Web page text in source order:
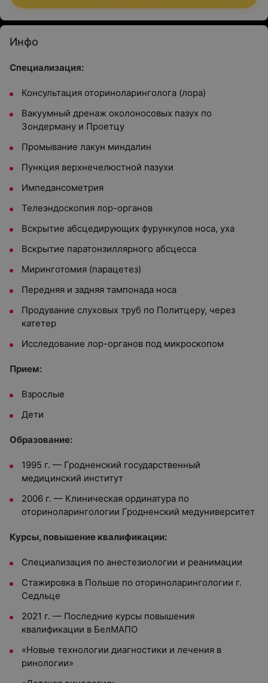
Инфо
Специализация:
Консультация оториноларинголога (лора)
Вакуумный дренаж околоносовых пазух по
Зондерману и Проетцу
Промывание лакун миндалин
Пункция верхнечелюстной пазухи
Импедансометрия
Телеэндоскопия лор-органов
Вскрытие абсцедирующих фурункулов носа, уха
Вскрытие паратонзиллярного абсцесса
Миринготомия (парацетез)
Передняя и задняя тампонада носа
Продувание слуховых труб по Политцеру, через
катетер
Исследование лор-органов под микроскопом
Прием:
Взрослые
Дети
Образование:
1995 г. — Гродненский государственный
медицинский институт
2006 г. — Клиническая ординатура по
оториноларингологии Гродненский медуниверситет
Курсы, повышение квалификации:
Специализация по анестезиологии и реанимации
Стажировка в Польше по оториноларингологии г.
Седльце
2021 г. — Последние курсы повышения
квалификации в БелМАПО
«Новые технологии диагностики и лечения в
ринологии»